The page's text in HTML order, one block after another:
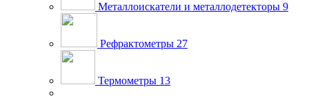
Металлоискатели и металлодетекторы 9
Рефрактометры 27
Термометры 13